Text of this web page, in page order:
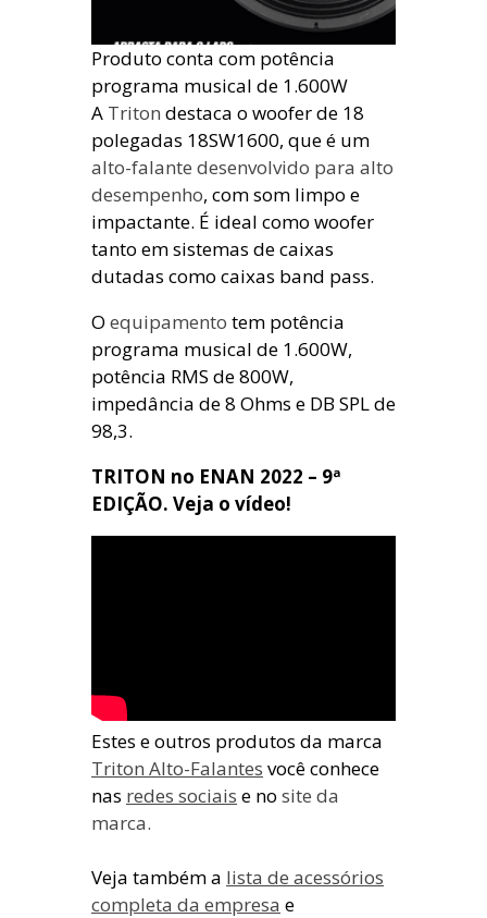
Produto conta com potência
programa musical de 1.600W
A Triton destaca o woofer de 18
polegadas 18SW1600, que é um
alto-falante desenvolvido para alto
desempenho, com som limpo e
impactante. É ideal como woofer
tanto em sistemas de caixas
dutadas como caixas band pass.
O equipamento tem potência
programa musical de 1.600W,
potência RMS de 800W,
impedância de 8 Ohms e DB SPL de
98,3.
TRITON no ENAN 2022 – 9ª
EDIÇÃO. Veja o vídeo!
Estes e outros produtos da marca
Triton Alto-Falantes você conhece
nas redes sociais e no site da
marca.
Veja também a lista de acessórios
completa da empresa e